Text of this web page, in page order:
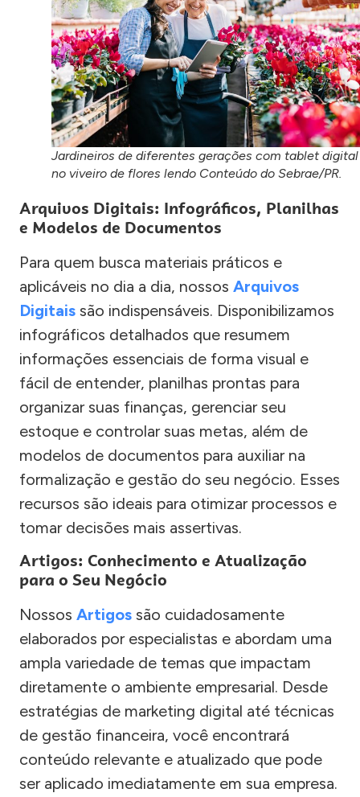
Jardineiros de diferentes gerações com tablet digital
no viveiro de flores lendo Conteúdo do Sebrae/PR.
Arquivos Digitais: Infográficos, Planilhas
e Modelos de Documentos
Para quem busca materiais práticos e
aplicáveis no dia a dia, nossos Arquivos
Digitais são indispensáveis. Disponibilizamos
infográficos detalhados que resumem
informações essenciais de forma visual e
fácil de entender, planilhas prontas para
organizar suas finanças, gerenciar seu
estoque e controlar suas metas, além de
modelos de documentos para auxiliar na
formalização e gestão do seu negócio. Esses
recursos são ideais para otimizar processos e
tomar decisões mais assertivas.
Artigos: Conhecimento e Atualização
para o Seu Negócio
Nossos Artigos são cuidadosamente
elaborados por especialistas e abordam uma
ampla variedade de temas que impactam
diretamente o ambiente empresarial. Desde
estratégias de marketing digital até técnicas
de gestão financeira, você encontrará
conteúdo relevante e atualizado que pode
ser aplicado imediatamente em sua empresa.